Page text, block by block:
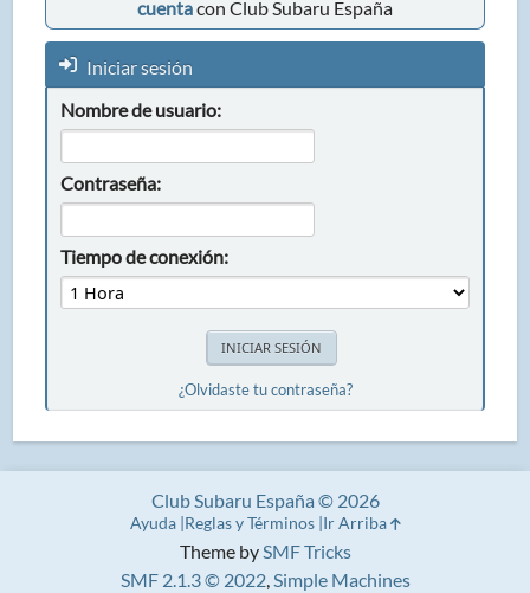
cuentacon Club Subaru España
Iniciar sesión
Nombre de usuario:
Contraseña:
Tiempo de conexión:
¿Olvidaste tu contraseña?
Theme bySMF Tricks
SMF 2.1.3 © 2022,Simple Machines
Club Subaru España © 2026
Ayuda Reglas y Términos Ir Arriba